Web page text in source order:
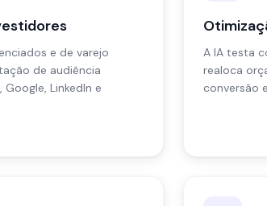
e de varejo
de audiência
LinkedIn e
A IA testa
realoca
conversão